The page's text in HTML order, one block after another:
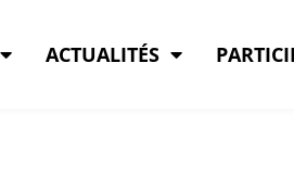
ACTUALITÉS